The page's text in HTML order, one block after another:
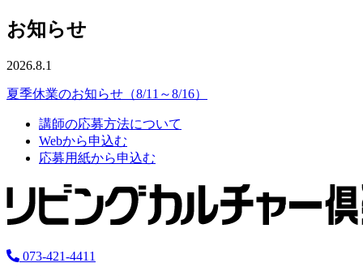
お知らせ
2026.8.1
夏季休業のお知らせ（8/11～8/16）
講師の応募方法について
Webから申込む
応募用紙から申込む
073-421-4411